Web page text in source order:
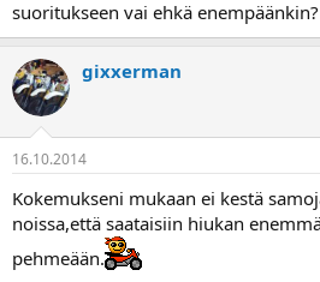
suoritukseen vai ehkä enempäänkin?
gixxerman
16.10.2014
Kokemukseni mukaan ei kestä
noissa,että saataisiin hiukan
pehmeään.